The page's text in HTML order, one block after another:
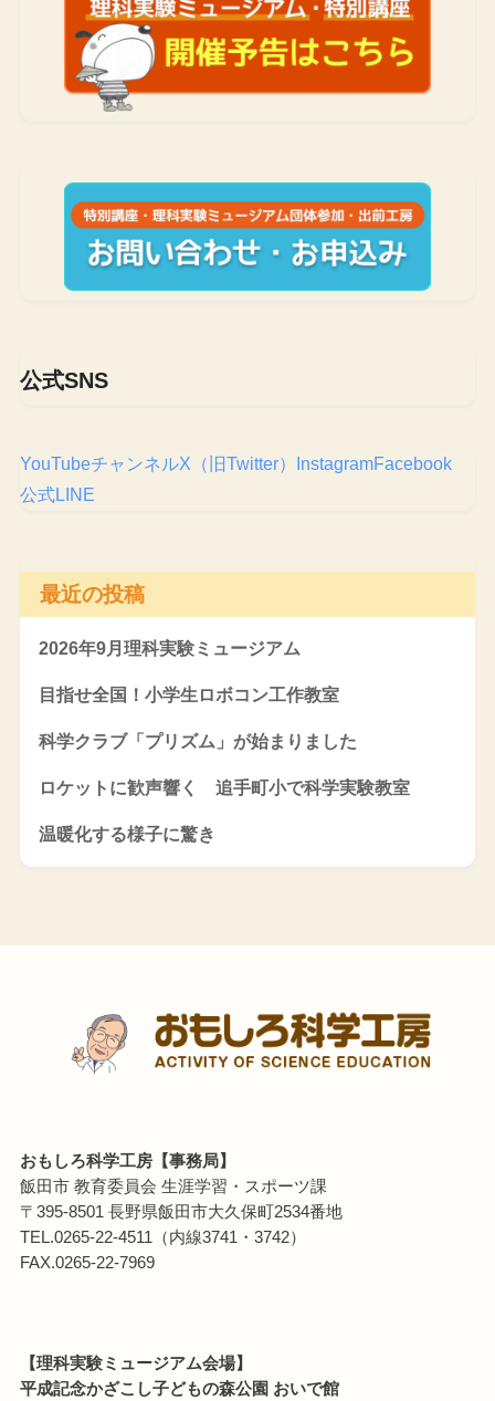
公式SNS
YouTubeチャンネルX（旧Twitter） InstagramFacebook
公式LINE
最近の投稿
2026年9月理科実験ミュージアム
目指せ全国！小学生ロボコン工作教室
科学クラブ「プリズム」が始まりました
ロケットに歓声響く 追手町小で科学実験教室
温暖化する様子に驚き
おもしろ科学工房【事務局】
飯田市 教育委員会 生涯学習・スポーツ課
〒395-8501 長野県飯田市大久保町2534番地
TEL.0265-22-4511（内線3741・3742）
FAX.0265-22-7969
【理科実験ミュージアム会場】
平成記念かざこし子どもの森公園 おいで館